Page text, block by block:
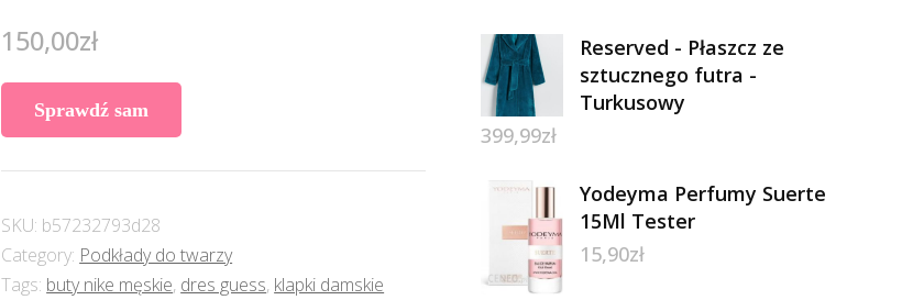
150,00zł
Sprawdź sam
SKU: b57232793d28
Category: Podkłady do twarzy
Tags: buty nike męskie, dres guess, klapki damskie
Reserved - Płaszcz ze
sztucznego futra -
Turkusowy
399,99zł
Yodeyma Perfumy Suerte
15Ml Tester
15,90zł